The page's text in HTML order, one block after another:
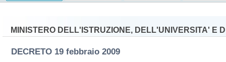
MINISTERO DELL'ISTRUZIONE, DELL'UNIVERSITA' E
DECRETO 19 febbraio 2009